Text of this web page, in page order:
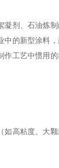
剂、石油炼
的新型涂料
工艺中惯用
高粘度、大